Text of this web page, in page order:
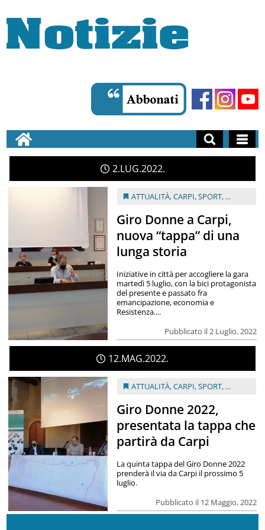
2 LUG 2022
ATTUALITÀ,CARPI,SPORT, ...
Giro Donne a Carpi,
nuova “tappa” di una
lunga storia
Pubblicato il 2 Luglio, 2022
Iniziative in città per accogliere la gara
martedì 5 luglio, con la bici protagonista
del presente e passato fra
emancipazione, economia e
Resistenza....
12 MAG 2022
ATTUALITÀ,CARPI,SPORT, ...
Giro Donne 2022,
presentata la tappa che
partirà da Carpi
Pubblicato il 12 Maggio, 2022
La quinta tappa del Giro Donne 2022
prenderà il via da Carpi il prossimo 5
luglio.